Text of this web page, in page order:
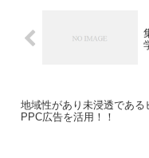
地域性があり未浸透である
PPC広告を活用！！